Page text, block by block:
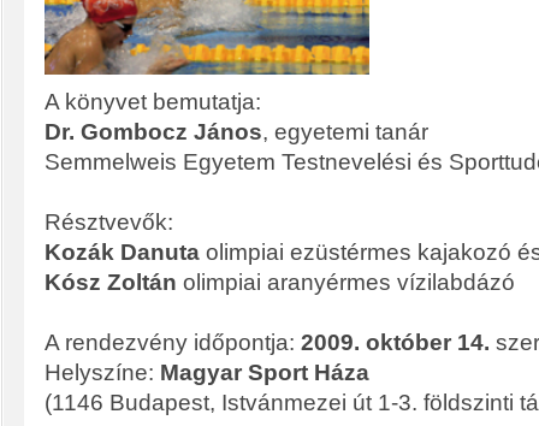
A könyvet bemutatja:
Dr. Gombocz János, egyetemi tanár
Semmelweis Egyetem Testnevelési és
Résztvevők:
Kozák Danuta olimpiai ezüstérmes kajakozó
Kósz Zoltán olimpiai aranyérmes vízilabdázó
A rendezvény időpontja: 2009. október 14.
Helyszíne: Magyar Sport Háza
(1146 Budapest, Istvánmezei út 1-3. földszinti